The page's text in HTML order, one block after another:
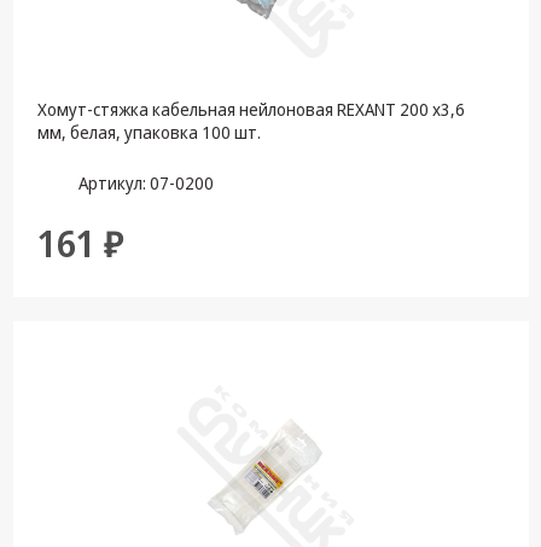
Хомут-стяжка кабельная нейлоновая REXANT 200 x3,6
мм, белая, упаковка 100 шт.
Артикул: 07-0200
161 ₽